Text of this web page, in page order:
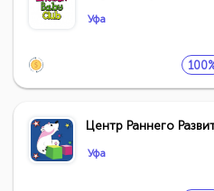
Уфа
Центр Раннего
Уфа